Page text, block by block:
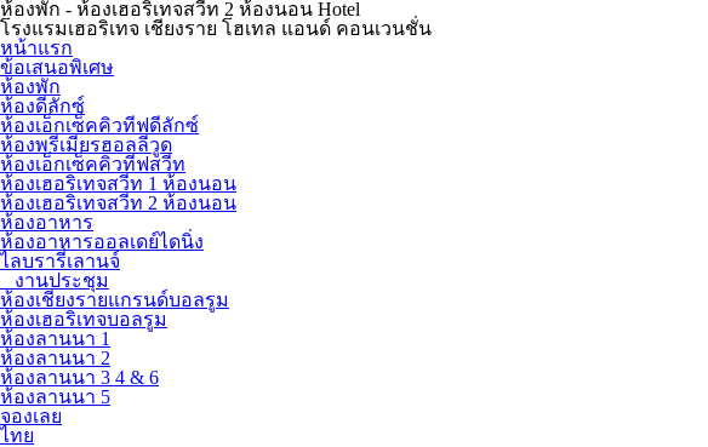
ห้องพัก - ห้องเฮอริเทจสวีท 2 ห้องนอน Hotel
โรงแรมเฮอริเทจ เชียงราย โฮเทล แอนด์ คอนเวนชั่น
หน้าแรก
ข้อเสนอพิเศษ
ห้องพัก
ห้องดีลักซ์
ห้องเอ็กเซ็คคิวทีฟดีลักซ์
ห้องพรีเมียรฮอลลีวูด
ห้องเอ็กเซ็คคิวทีฟสวีท
ห้องเฮอริเทจสวีท 1 ห้องนอน
ห้องเฮอริเทจสวีท 2 ห้องนอน
ห้องอาหาร
ห้องอาหารออลเดย์ไดนิ่ง
ไลบรารี่เลานจ์
งานประชุม
ห้องเชียงรายแกรนด์บอลรูม
ห้องเฮอริเทจบอลรูม
ห้องลานนา 1
ห้องลานนา 2
ห้องลานนา 3 4 & 6
ห้องลานนา 5
จองเลย
ไทย